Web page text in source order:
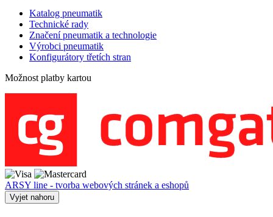
Katalog pneumatik
Technické rady
Značení pneumatik a technologie
Výrobci pneumatik
Konfigurátory třetích stran
Možnost platby kartou
ARSY line - tvorba webových stránek a eshopů
Vyjet nahoru